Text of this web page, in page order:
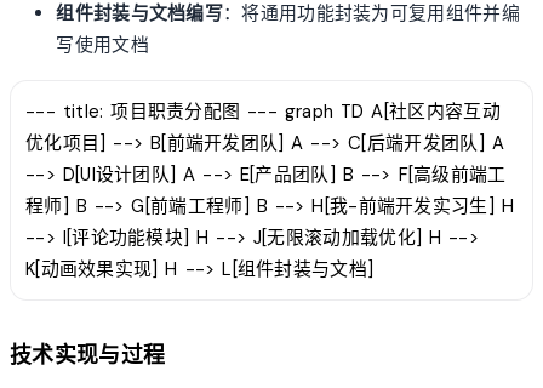
组件封装与文档编写：将通用功能封装为可复用组件并编
写使用文档
--- title: 项目职责分配图 --- graph TD A[社区内容互动
优化项目] --> B[前端开发团队] A --> C[后端开发团队] A
--> D[UI设计团队] A --> E[产品团队] B --> F[高级前端工
程师] B --> G[前端工程师] B --> H[我-前端开发实习生] H
--> I[评论功能模块] H --> J[无限滚动加载优化] H -->
K[动画效果实现] H --> L[组件封装与文档]
技术实现与过程